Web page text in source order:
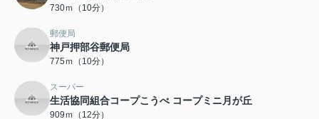
730ｍ（10分）
郵便局
神戸押部谷郵便局
775ｍ（10分）
スーパー
生活協同組合コープこうべ コープミニ月が丘
909ｍ（12分）